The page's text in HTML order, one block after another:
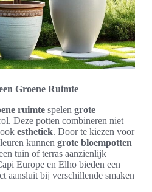
Groene Ruimte
ruimte spelen grote
Deze potten combineren niet
esthetiek. Door te kiezen voor
kunnen grote bloempotten
tuin of terras aanzienlijk
Europe en Elho bieden een
aansluit bij verschillende smaken